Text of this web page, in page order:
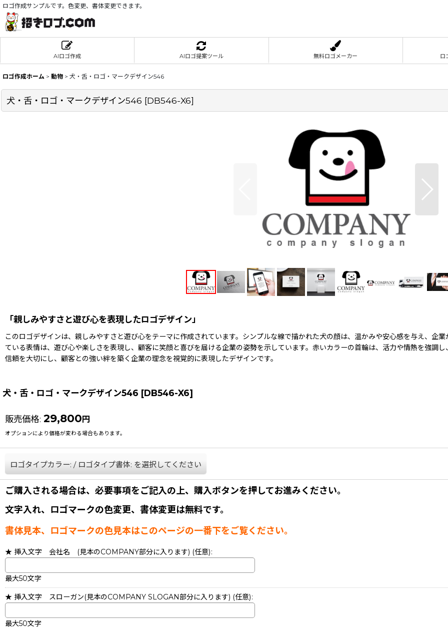
ロゴ作成サンプルです。色変更、書体変更できます。
AIロゴ作成 AIロゴ提案ツール 無料ロゴメーカー ロ
ロゴ作成ホーム > 動物 > 犬・舌・ロゴ・マークデザイン546
犬・舌・ロゴ・マークデザイン546 [DB546-X6]
「親しみやすさと遊び心を表現したロゴデザイン」
このロゴデザインは、親しみやすさと遊び心をテーマに作成されています。シンプルな線で描かれた犬の顔は、温かみや安心感を与え、企
ている表情は、遊び心や楽しさを表現し、顧客に笑顔と喜びを届ける企業の姿勢を示しています。赤いカラーの首輪は、活力や情熱を強調
信頼を大切にし、顧客との強い絆を築く企業の理念を視覚的に表現したデザインです。
犬・舌・ロゴ・マークデザイン546 [DB546-X6]
販売価格: 29,800 円
オプションにより価格が変わる場合もあります。
ロゴタイプカラー: / ロゴタイプ書体: を選択してください
ご購入される場合は、必要事項をご記入の上、購入ボタンを押してお進みください。
文字入れ、ロゴマークの色変更、書体変更は無料です。
書体見本、ロゴマークの色見本はこのページの一番下をご覧ください。
★ 挿入文字 会社名 (見本のCOMPANY部分に入ります) (任意):
最大50文字
★ 挿入文字 スローガン(見本のCOMPANY SLOGAN部分に入ります) (任意):
最大50文字